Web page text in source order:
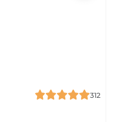
312